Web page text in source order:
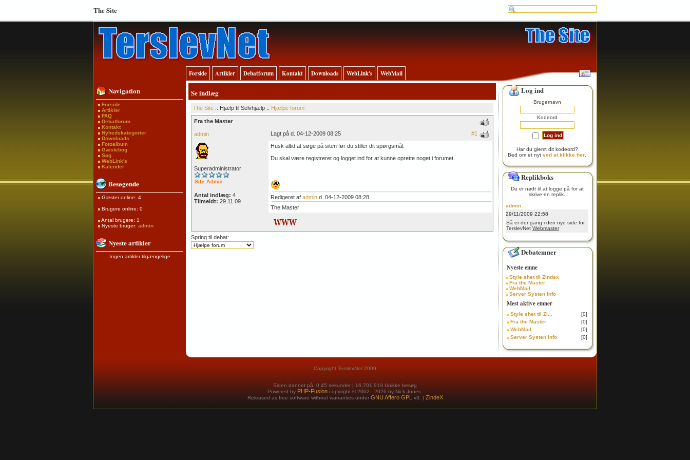
The Site
Forside Artikler Debatforum Kontakt Downloads WebLink's WebMail
Navigation
Forside
Artikler
FAQ
Debatforum
Kontakt
Nyhedskategorier
Downloads
Fotoalbum
Gæstebog
Søg
WebLink's
Kalender
Besøgende
Gæster online: 4
Brugere online: 0
Antal brugere: 1
Nyeste bruger: admin
Nyeste artikler
Ingen artikler tilgængelige
Se indlæg
The Site :: Hjælp til Selvhjælp :: Hjælpe forum
Fra the Master
admin #1
Lagt på d. 04-12-2009 08:25
Superadministrator
Antal indlæg: 4
Tilmeldt: 29.11.09
Husk altid at søge på siten før du stiller dit spørgsmål.
Du skal være registreret og logget ind for at kunne oprette noget i forumet.
Redigeret af admin d. 04-12-2009 08:28
The Master
Spring til debat:
Log ind
Brugernavn
Kodeord
Har du glemt dit kodeord?
Bed om et nyt ved at klikke her
Replikboks
Du er nødt til at logge på for at
skrive en replik.
admin
29/11/2009 22:58
Så er der gang i den nye side for
TerslevNet Webmaster
Debatemner
Nyeste emne
Style shet til Zindex
Fra the Master
WebMail
Server Systen Info
Mest aktive emner
Style shet til Zi...
[0]
Fra the Master
[0]
WebMail
[0]
Server Systen Info
[0]
Copyright TerslevNet 2009
Siden dannet på: 0,45 sekunder | 16,701,919 Unikke besøg
Powered by PHP-Fusion copyright © 2002 - 2026 by Nick Jones.
Released as free software without warranties under GNU Affero GPL v3. | ZindeX